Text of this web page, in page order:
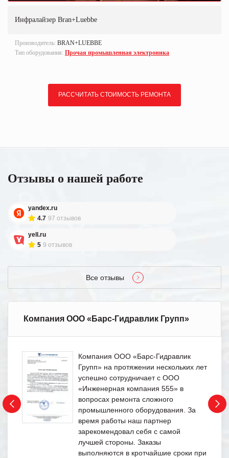
Инфралайзер Bran+Luebbe
Производитель: BRAN+LUEBBE
Тип оборудования: Прочая промышленная электроника
РАССЧИТАТЬ СТОИМОСТЬ РЕМОНТА
Отзывы о нашей работе
yandex.ru
4.7 97 отзывов
yell.ru
5 9 отзывов
Все отзывы
Компания ООО «Барс-Гидравлик Групп»
Компания ООО «Барс-Гидравлик
Групп» на протяжении нескольких лет
успешно сотрудничает с ООО
«Инженерная компания 555» в
вопросах ремонта сложного
промышленного оборудования. За
время работы наш партнер
зарекомендовал себя с самой
лучшей стороны. Заказы
выполняются в кротчайшие сроки при